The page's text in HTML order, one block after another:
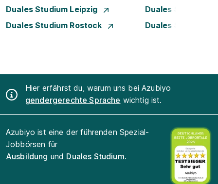
Duales Studium Leipzig
Duales Studium
Duales Studium Rostock
Duales Studium
Hier erfährst du, warum uns bei Azubiyo
gendergerechte Sprache wichtig ist.
Azubiyo ist eine der führenden Spezial-
Jobbörsen für
Ausbildung und Duales Studium.